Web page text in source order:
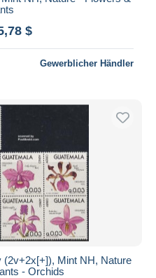
$
Gewerblicher Händler
Mint NH, Nature
- Orchids